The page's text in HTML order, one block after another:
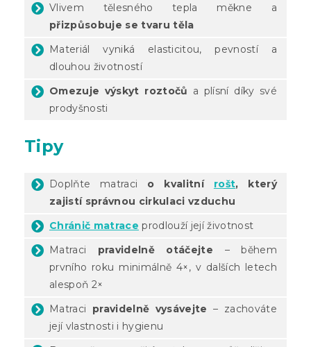
Vlivem tělesného tepla měkne a
přizpůsobuje se tvaru těla
Materiál vyniká elasticitou, pevností a
dlouhou životností
Omezuje výskyt roztočů a plísní díky své
prodyšnosti
Tipy
Doplňte matraci o kvalitní rošt, který
zajistí správnou cirkulaci vzduchu
Chránič matrace prodlouží její životnost
Matraci pravidelně otáčejte – během
prvního roku minimálně 4×, v dalších letech
alespoň 2×
Matraci pravidelně vysávejte – zachováte
její vlastnosti i hygienu